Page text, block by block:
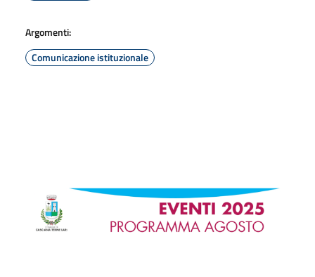
Argomenti:
Comunicazione istituzionale